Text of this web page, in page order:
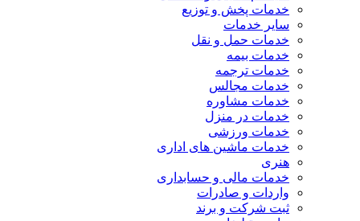
خدمات پخش و توزیع
سایر خدمات
خدمات حمل و نقل
خدمات بیمه
خدمات ترجمه
خدمات مجالس
خدمات مشاوره
خدمات در منزل
خدمات ورزشی
خدمات ماشین های اداری
هنری
خدمات مالی و حسابداری
واردات و صادرات
ثبت شرکت و برند